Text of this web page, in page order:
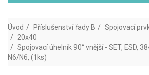
Úvod Příslušenství řady B Spojovací
20x40
Spojovací úhelník 90° vnější - SET, ESD,
N6/N6, (1ks)